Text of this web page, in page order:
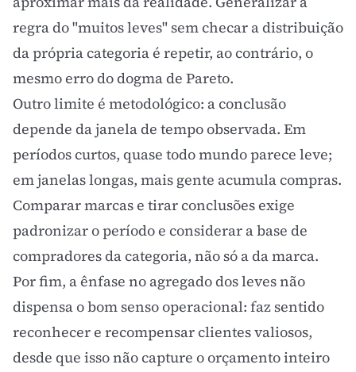
regra do "muitos leves" sem checar a distribuição
da própria categoria é repetir, ao contrário, o
mesmo erro do dogma de Pareto.
Outro limite é metodológico: a conclusão
depende da janela de tempo observada. Em
períodos curtos, quase todo mundo parece leve;
em janelas longas, mais gente acumula compras.
Comparar marcas e tirar conclusões exige
padronizar o período e considerar a base de
compradores da categoria, não só a da marca.
Por fim, a ênfase no agregado dos leves não
dispensa o bom senso operacional: faz sentido
reconhecer e recompensar clientes valiosos,
desde que isso não capture o orçamento inteiro